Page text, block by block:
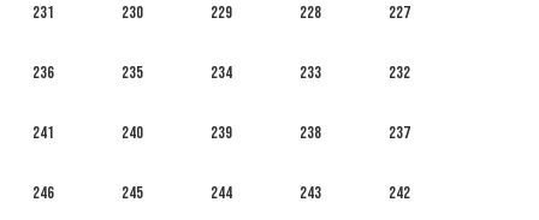
227
228
229
230
231
232
233
234
235
236
237
238
239
240
241
242
243
244
245
246